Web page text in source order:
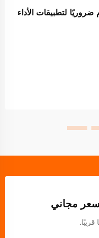
لتطبيقات الأداء
مجاني